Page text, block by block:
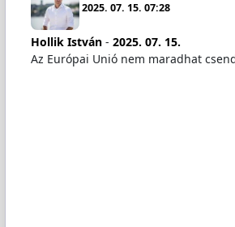
2025. 07. 15. 07:28
Hollik István- 2025. 07. 15.
Az Európai Unió nem maradhat